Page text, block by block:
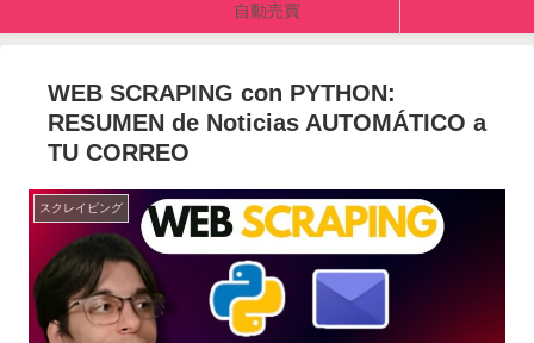
自動売買
WEB SCRAPING con PYTHON:
RESUMEN de Noticias AUTOMÁTICO a
TU CORREO
スクレイピング